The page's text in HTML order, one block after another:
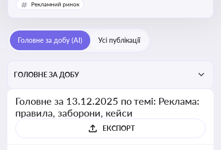
Рекламний ринок
Головне за добу (AI) Усі публікації
ГОЛОВНЕ ЗА ДОБУ
Головне за 13.12.2025 по темі: Реклама:
правила, заборони, кейси
ЕКСПОРТ